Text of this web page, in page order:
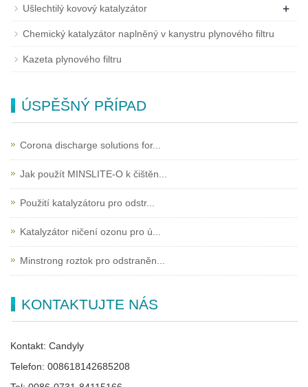
Ušlechtilý kovový katalyzátor +
Chemický katalyzátor naplněný v kanystru plynového filtru
Kazeta plynového filtru
ÚSPĚŠNÝ PŘÍPAD
Corona discharge solutions for...
Jak použít MINSLITE-O k čištěn...
Použití katalyzátoru pro odstr...
Katalyzátor ničení ozonu pro ú...
Minstrong roztok pro odstraněn...
KONTAKTUJTE NÁS
Kontakt: Candyly
Telefon: 008618142685208